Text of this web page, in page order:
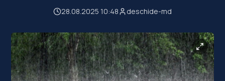
28.08.2025 10:48 deschide-md